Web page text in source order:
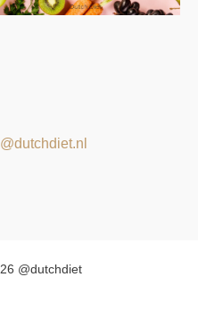
@dutchdiet